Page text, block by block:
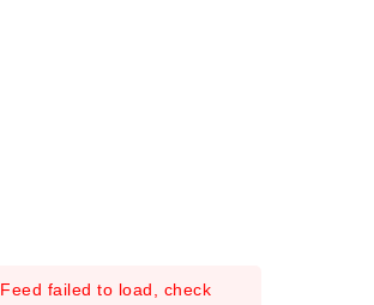
Feed failed to load, check